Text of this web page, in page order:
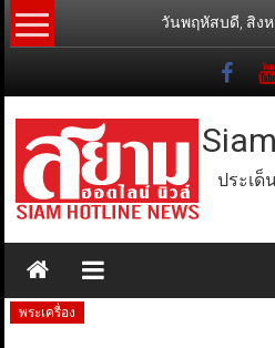
Skip
to
วันพฤหัสบดี, สิงห
ประเด็
พระเครื่อง